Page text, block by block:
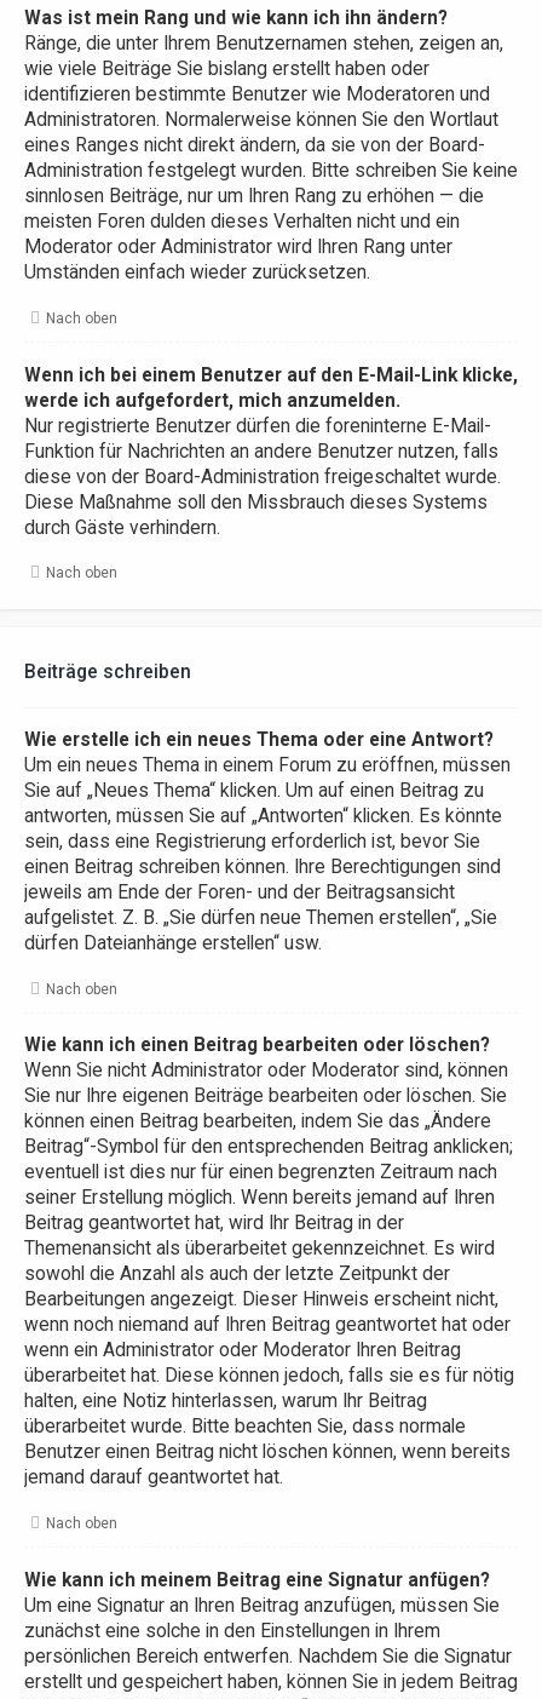
Was ist mein Rang und wie kann ich ihn ändern?
Ränge, die unter Ihrem Benutzernamen stehen, zeigen an,
wie viele Beiträge Sie bislang erstellt haben oder
identifizieren bestimmte Benutzer wie Moderatoren und
Administratoren. Normalerweise können Sie den Wortlaut
eines Ranges nicht direkt ändern, da sie von der Board-
Administration festgelegt wurden. Bitte schreiben Sie keine
sinnlosen Beiträge, nur um Ihren Rang zu erhöhen — die
meisten Foren dulden dieses Verhalten nicht und ein
Moderator oder Administrator wird Ihren Rang unter
Umständen einfach wieder zurücksetzen.
Nach oben
Wenn ich bei einem Benutzer auf den E-Mail-Link klicke,
werde ich aufgefordert, mich anzumelden.
Nur registrierte Benutzer dürfen die foreninterne E-Mail-
Funktion für Nachrichten an andere Benutzer nutzen, falls
diese von der Board-Administration freigeschaltet wurde.
Diese Maßnahme soll den Missbrauch dieses Systems
durch Gäste verhindern.
Nach oben
Beiträge schreiben
Wie erstelle ich ein neues Thema oder eine Antwort?
Um ein neues Thema in einem Forum zu eröffnen, müssen
Sie auf „Neues Thema“ klicken. Um auf einen Beitrag zu
antworten, müssen Sie auf „Antworten“ klicken. Es könnte
sein, dass eine Registrierung erforderlich ist, bevor Sie
einen Beitrag schreiben können. Ihre Berechtigungen sind
jeweils am Ende der Foren- und der Beitragsansicht
aufgelistet. Z. B. „Sie dürfen neue Themen erstellen“, „Sie
dürfen Dateianhänge erstellen“ usw.
Nach oben
Wie kann ich einen Beitrag bearbeiten oder löschen?
Wenn Sie nicht Administrator oder Moderator sind, können
Sie nur Ihre eigenen Beiträge bearbeiten oder löschen. Sie
können einen Beitrag bearbeiten, indem Sie das „Ändere
Beitrag“-Symbol für den entsprechenden Beitrag anklicken;
eventuell ist dies nur für einen begrenzten Zeitraum nach
seiner Erstellung möglich. Wenn bereits jemand auf Ihren
Beitrag geantwortet hat, wird Ihr Beitrag in der
Themenansicht als überarbeitet gekennzeichnet. Es wird
sowohl die Anzahl als auch der letzte Zeitpunkt der
Bearbeitungen angezeigt. Dieser Hinweis erscheint nicht,
wenn noch niemand auf Ihren Beitrag geantwortet hat oder
wenn ein Administrator oder Moderator Ihren Beitrag
überarbeitet hat. Diese können jedoch, falls sie es für nötig
halten, eine Notiz hinterlassen, warum Ihr Beitrag
überarbeitet wurde. Bitte beachten Sie, dass normale
Benutzer einen Beitrag nicht löschen können, wenn bereits
jemand darauf geantwortet hat.
Nach oben
Wie kann ich meinem Beitrag eine Signatur anfügen?
Um eine Signatur an Ihren Beitrag anzufügen, müssen Sie
zunächst eine solche in den Einstellungen in Ihrem
persönlichen Bereich entwerfen. Nachdem Sie die Signatur
erstellt und gespeichert haben, können Sie in jedem Beitrag